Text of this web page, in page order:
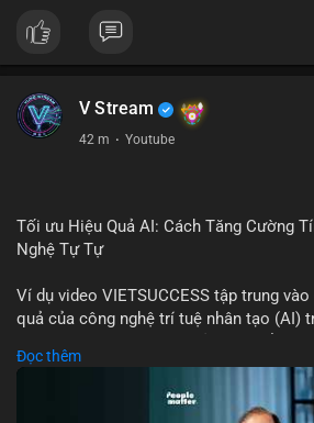
V Stream
42 m · Youtube
Tối ưu Hiệu Quả AI: Cách Tăng Cường
Nghệ Tự Tự
Ví dụ video VIETSUCCESS tập trung
quả của công nghệ trí tuệ nhân tạo (AI)
đoán xu hướng thị trường, và tự động
vực tài chính và crypto. Bài đăng nhấn
trong việc giảm thiểu sai lầm, tăng tốc
Đọc thêm